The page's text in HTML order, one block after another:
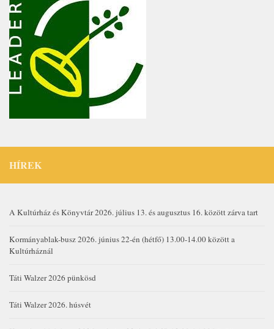
HÍREK
A Kultúrház és Könyvtár 2026. július 13. és augusztus 16. között zárva tart
Kormányablak-busz 2026. június 22-én (hétfő) 13.00-14.00 között a
Kultúrháznál
Táti Walzer 2026 pünkösd
Táti Walzer 2026. húsvét